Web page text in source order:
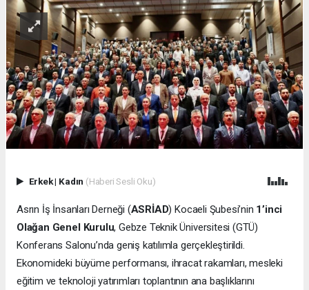
Erkek| Kadın (Haberi Sesli Oku)
Asrın İş İnsanları Derneği (ASRİAD) Kocaeli Şubesi’nin 1’inci
Olağan Genel Kurulu, Gebze Teknik Üniversitesi (GTÜ)
Konferans Salonu’nda geniş katılımla gerçekleştirildi.
Ekonomideki büyüme performansı, ihracat rakamları, mesleki
eğitim ve teknoloji yatırımları toplantının ana başlıklarını